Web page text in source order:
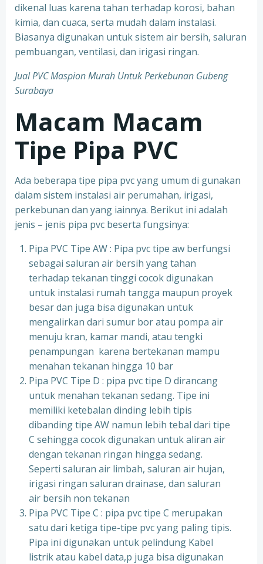
dikenal luas karena tahan terhadap korosi, bahan
kimia, dan cuaca, serta mudah dalam instalasi.
Biasanya digunakan untuk sistem air bersih, saluran
pembuangan, ventilasi, dan irigasi ringan.
Jual PVC Maspion Murah Untuk Perkebunan Gubeng
Surabaya
Macam Macam
Tipe Pipa PVC
Ada beberapa tipe pipa pvc yang umum di gunakan
dalam sistem instalasi air perumahan, irigasi,
perkebunan dan yang iainnya. Berikut ini adalah
jenis – jenis pipa pvc beserta fungsinya:
Pipa PVC Tipe AW : Pipa pvc tipe aw berfungsi
sebagai saluran air bersih yang tahan
terhadap tekanan tinggi cocok digunakan
untuk instalasi rumah tangga maupun proyek
besar dan juga bisa digunakan untuk
mengalirkan dari sumur bor atau pompa air
menuju kran, kamar mandi, atau tengki
penampungan karena bertekanan mampu
menahan tekanan hingga 10 bar
Pipa PVC Tipe D : pipa pvc tipe D dirancang
untuk menahan tekanan sedang. Tipe ini
memiliki ketebalan dinding lebih tipis
dibanding tipe AW namun lebih tebal dari tipe
C sehingga cocok digunakan untuk aliran air
dengan tekanan ringan hingga sedang.
Seperti saluran air limbah, saluran air hujan,
irigasi ringan saluran drainase, dan saluran
air bersih non tekanan
Pipa PVC Tipe C : pipa pvc tipe C merupakan
satu dari ketiga tipe-tipe pvc yang paling tipis.
Pipa ini digunakan untuk pelindung Kabel
listrik atau kabel data,p juga bisa digunakan